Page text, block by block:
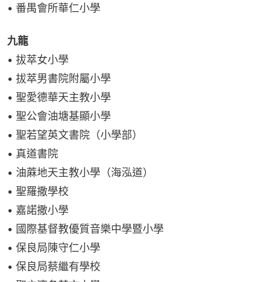
• 番禺會所華仁小學
九龍
• 拔萃女小學
• 拔萃男書院附屬小學
• 聖愛德華天主教小學
• 聖公會油塘基顯小學
• 聖若望英文書院（小學部）
• 真道書院
• 油蔴地天主教小學（海泓道）
• 聖羅撒學校
• 嘉諾撒小學
• 國際基督教優質音樂中學暨小學
• 保良局陳守仁小學
• 保良局蔡繼有學校